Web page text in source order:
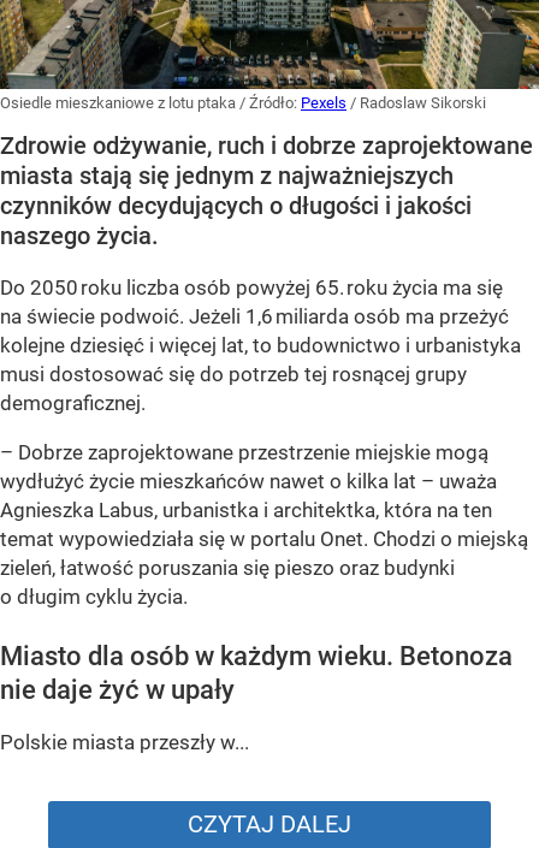
Osiedle mieszkaniowe z lotu ptaka / Źródło: Pexels / Radoslaw Sikorski
Zdrowie odżywanie, ruch i dobrze zaprojektowane
miasta stają się jednym z najważniejszych
czynników decydujących o długości i jakości
naszego życia.
Do 2050 roku liczba osób powyżej 65. roku życia ma się
na świecie podwoić. Jeżeli 1,6 miliarda osób ma przeżyć
kolejne dziesięć i więcej lat, to budownictwo i urbanistyka
musi dostosować się do potrzeb tej rosnącej grupy
demograficznej.
– Dobrze zaprojektowane przestrzenie miejskie mogą
wydłużyć życie mieszkańców nawet o kilka lat – uważa
Agnieszka Labus, urbanistka i architektka, która na ten
temat wypowiedziała się w portalu Onet. Chodzi o miejską
zieleń, łatwość poruszania się pieszo oraz budynki
o długim cyklu życia.
Miasto dla osób w każdym wieku. Betonoza
nie daje żyć w upały
Polskie miasta przeszły w...
CZYTAJ DALEJ